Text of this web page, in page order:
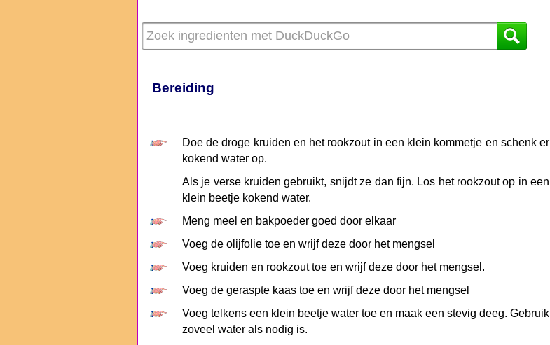
Bereiding
Doe de droge kruiden en het rookzout in een klein kommetje en schenk er
kokend water op.
Als je verse kruiden gebruikt, snijdt ze dan fijn. Los het rookzout op in een
klein beetje kokend water.
Meng meel en bakpoeder goed door elkaar
Voeg de olijfolie toe en wrijf deze door het mengsel
Voeg kruiden en rookzout toe en wrijf deze door het mengsel.
Voeg de geraspte kaas toe en wrijf deze door het mengsel
Voeg telkens een klein beetje water toe en maak een stevig deeg. Gebruik
zoveel water als nodig is.